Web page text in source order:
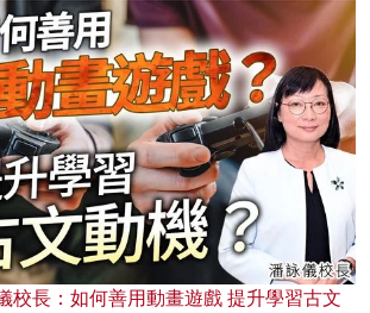
校長：如何善用動畫遊戲 提升學習古文